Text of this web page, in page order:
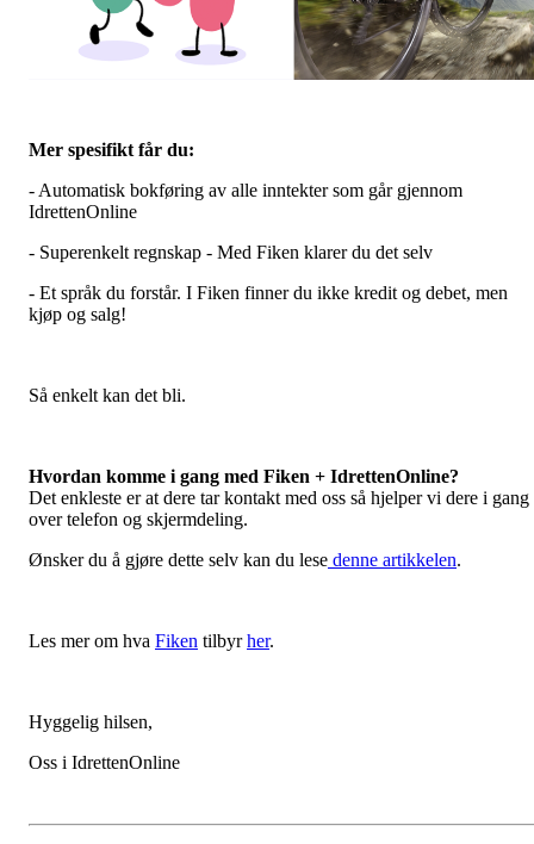
Mer spesifikt får du:
- Automatisk bokføring av alle inntekter som går gjennom
IdrettenOnline
- Superenkelt regnskap - Med Fiken klarer du det selv
- Et språk du forstår. I Fiken finner du ikke kredit og debet, men
kjøp og salg!
Så enkelt kan det bli.
Hvordan komme i gang med Fiken + IdrettenOnline?
Det enkleste er at dere tar kontakt med oss så hjelper vi dere i gang
over telefon og skjermdeling.
Ønsker du å gjøre dette selv kan du lese denne artikkelen.
Les mer om hva Fiken tilbyrher.
Hyggelig hilsen,
Oss i IdrettenOnline